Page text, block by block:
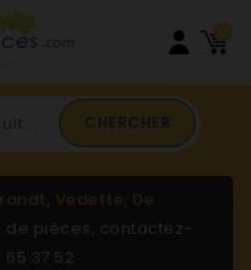
0
CHERCHER
Vedette, De
de pièces, contactez-
65 37 52